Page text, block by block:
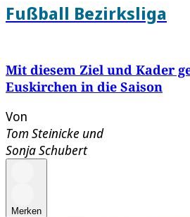
Fußball Bezirksliga
Mit diesem Ziel und Kader
Euskirchen in die Saison
Von
Tom Steinicke und
Sonja Schubert
Merken